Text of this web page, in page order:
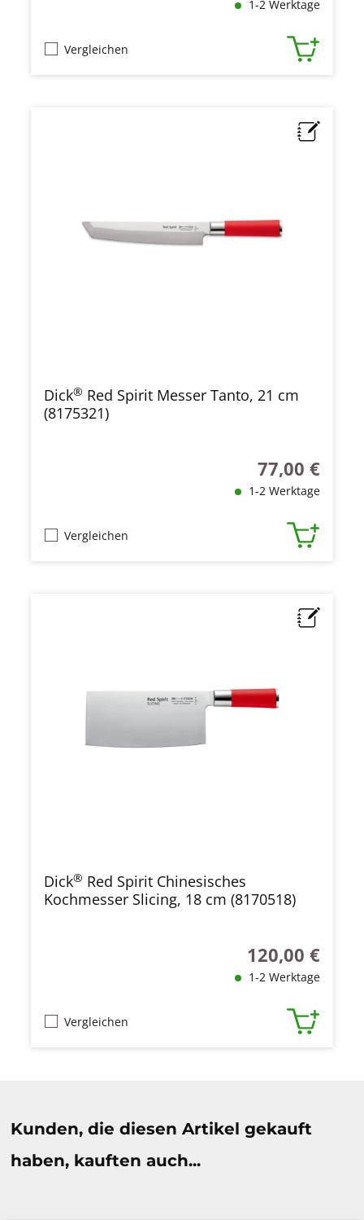
1-2 Werktage
Vergleichen
Dick® Red Spirit Messer Tanto, 21 cm
(8175321)
Regulärer Preis:
77,00 €
1-2 Werktage
Vergleichen
Dick® Red Spirit Chinesisches
Kochmesser Slicing, 18 cm (8170518)
Regulärer Preis:
120,00 €
1-2 Werktage
Vergleichen
Kunden, die diesen Artikel gekauft
haben, kauften auch...